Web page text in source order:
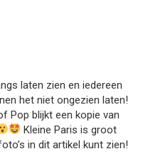
laten zien en iedereen
het niet ongezien laten!
Pop blijkt een kopie van
Kleine Paris is groot
in dit artikel kunt zien!